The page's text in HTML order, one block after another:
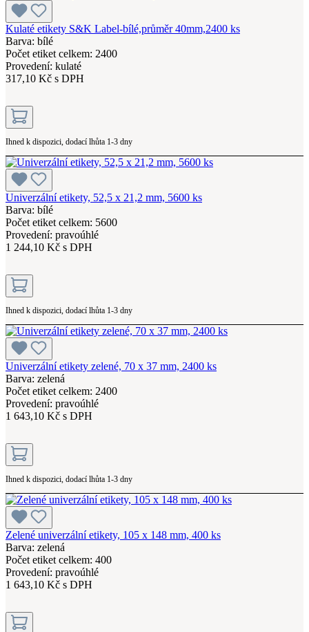
Kulaté etikety S&K Label-bílé,průměr 40mm,2400 ks
Barva: bílé
Počet etiket celkem: 2400
Provedení: kulaté
317,10 Kč s DPH
Ihned k dispozici, dodací lhůta 1-3 dny
Univerzální etikety, 52,5 x 21,2 mm, 5600 ks
Barva: bílé
Počet etiket celkem: 5600
Provedení: pravoúhlé
1 244,10 Kč s DPH
Ihned k dispozici, dodací lhůta 1-3 dny
Univerzální etikety zelené, 70 x 37 mm, 2400 ks
Barva: zelená
Počet etiket celkem: 2400
Provedení: pravoúhlé
1 643,10 Kč s DPH
Ihned k dispozici, dodací lhůta 1-3 dny
Zelené univerzální etikety, 105 x 148 mm, 400 ks
Barva: zelená
Počet etiket celkem: 400
Provedení: pravoúhlé
1 643,10 Kč s DPH